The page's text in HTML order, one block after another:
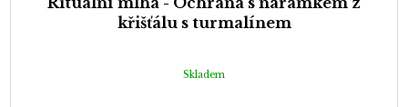
křišťálu s turmalínem
Skladem